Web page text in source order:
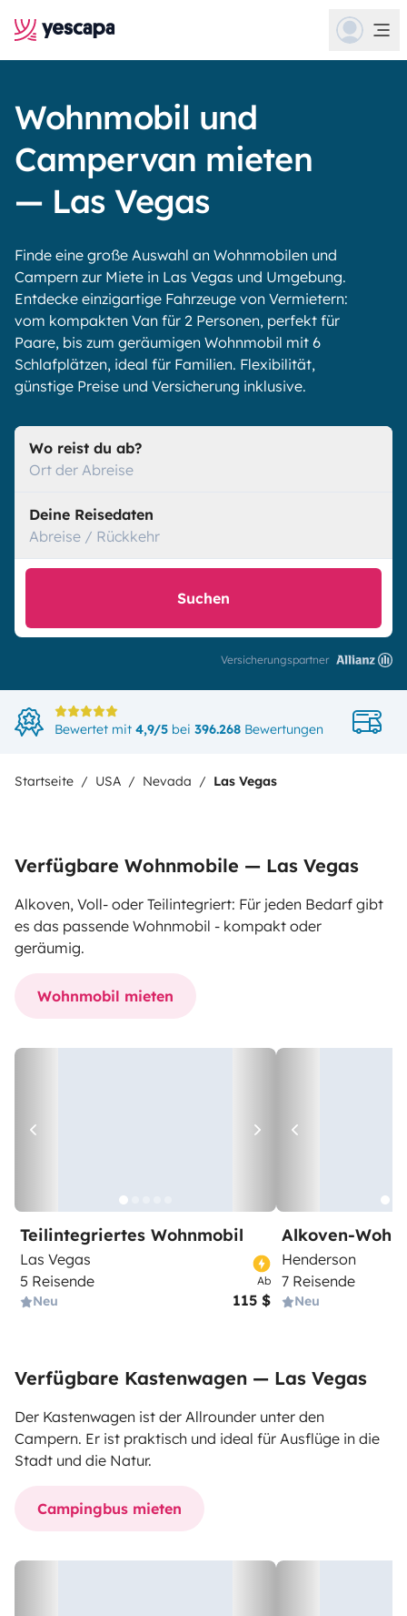
Wohnmobil und
Campervan mieten
— Las Vegas
Finde eine große Auswahl an Wohnmobilen und
Campern zur Miete in Las Vegas und Umgebung.
Entdecke einzigartige Fahrzeuge von Vermietern:
vom kompakten Van für 2 Personen, perfekt für
Paare, bis zum geräumigen Wohnmobil mit 6
Schlafplätzen, ideal für Familien. Flexibilität,
günstige Preise und Versicherung inklusive.
Wo reist du ab?
Ort der Abreise
Deine Reisedaten
Abreise / Rückkehr
Suchen
Versicherungspartner
Bewertet mit 4,9/5 bei 396.268 Bewertungen
Startseite USA Nevada Las Vegas
Verfügbare Wohnmobile — Las Vegas
Alkoven, Voll- oder Teilintegriert: Für jeden Bedarf gibt
es das passende Wohnmobil - kompakt oder
geräumig.
Wohnmobil mieten
Teilintegriertes Wohnmobil
Las Vegas
5 Reisende
Neu
Ab
115 $
Alkoven-
Henderson
7 Reisende
Neu
Verfügbare Kastenwagen — Las Vegas
Der Kastenwagen ist der Allrounder unter den
Campern. Er ist praktisch und ideal für Ausflüge in die
Stadt und die Natur.
Campingbus mieten